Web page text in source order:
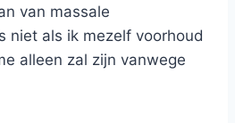
van massale
niet als ik mezelf voorhoud
alleen zal zijn vanwege